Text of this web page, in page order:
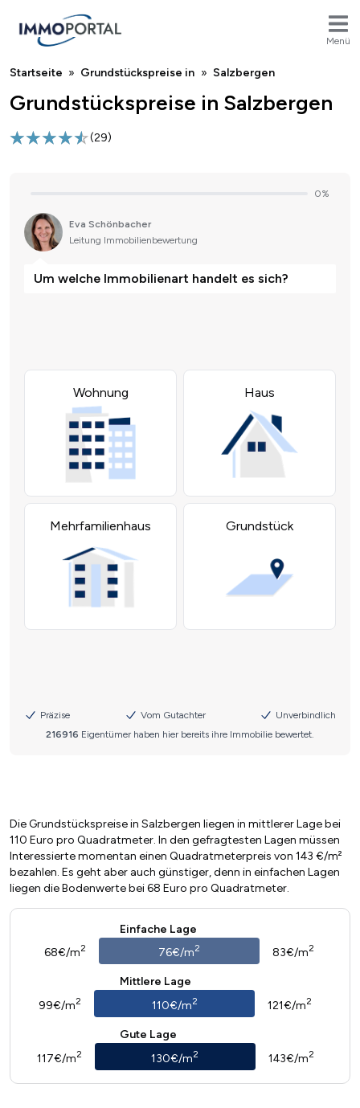
Menü
Breadcrumb
Startseite Grundstückspreise in Salzbergen
Grundstückspreise in Salzbergen
(29)
Die Grundstückspreise in Salzbergen liegen in mittlerer Lage bei
110 Euro pro Quadratmeter. In den gefragtesten Lagen müssen
Interessierte momentan einen Quadratmeterpreis von 143 €/m²
bezahlen. Es geht aber auch günstiger, denn in einfachen Lagen
liegen die Bodenwerte bei 68 Euro pro Quadratmeter.
Einfache Lage
68€/m2 76€/m2 83€/m2
Mittlere Lage
99€/m2 110€/m2 121€/m2
Gute Lage
117€/m2 130€/m2 143€/m2